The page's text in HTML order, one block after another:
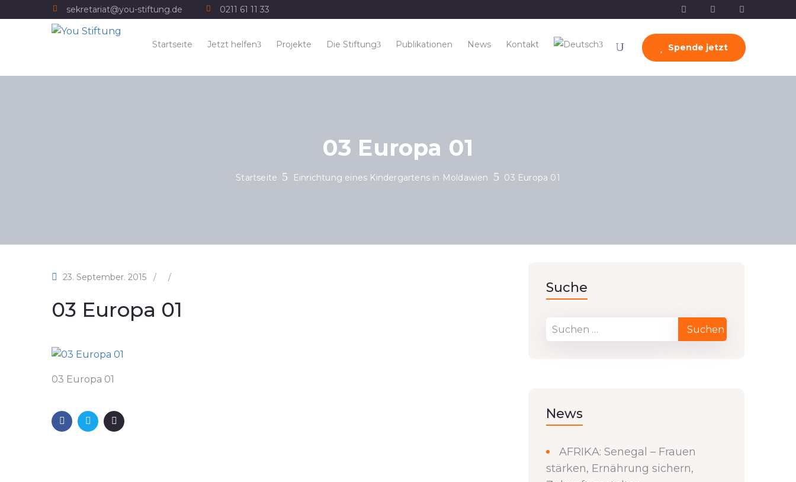
sekretariat@you-stiftung.de 0211 61 11 33
Startseite Jetzt helfen Projekte Die Stiftung Publikationen News Kontakt Spende jetzt
03 Europa 01
Startseite Einrichtung eines Kindergartens in Moldawien 03 Europa 01
23. September. 2015 / /
03 Europa 01
03 Europa 01
Suche
News
AFRIKA: Senegal – Frauen
stärken, Ernährung sichern,